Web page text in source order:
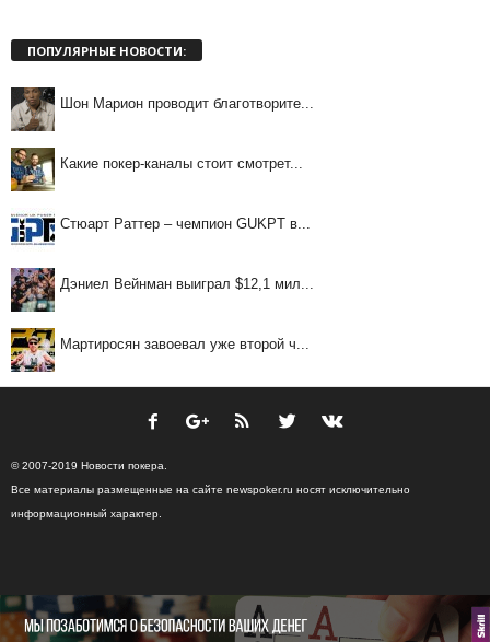
ПОПУЛЯРНЫЕ НОВОСТИ:
Шон Марион проводит благотворите...
Какие покер-каналы стоит смотрет...
Стюарт Раттер – чемпион GUKPT в...
Дэниел Вейнман выиграл $12,1 мил...
Мартиросян завоевал уже второй ч...
© 2007-2019 Новости покера.
Все материалы размещенные на сайте newspoker.ru носят исключительно
информационный характер.